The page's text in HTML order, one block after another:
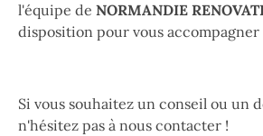
l'équipe de NORMANDIE
disposition pour vous accompagner
Si vous souhaitez un conseil ou un
n'hésitez pas à nous contacter !